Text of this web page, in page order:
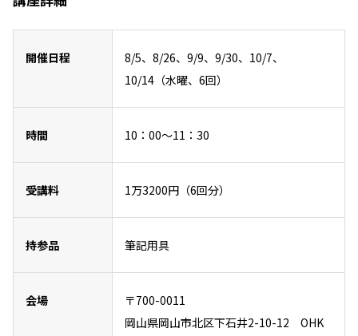
開催日程
8/5、8/26、9/9、9/30、10/7、
10/14（水曜、6回）
時間 10：00～11：30
受講料 1万3200円（6回分）
持参品 筆記用具
会場
〒700-0011
岡山県岡山市北区下石井2-10-12 OHK